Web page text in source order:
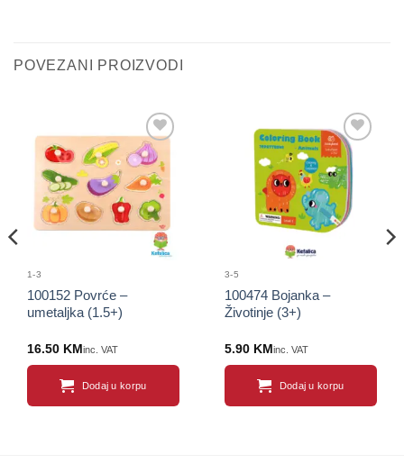
POVEZANI PROIZVODI
Sačuvaj
proizvod
1-3
100152 Povrće –
umetaljka (1.5+)
16.50 KM inc. VAT
Dodaj u korpu
Sačuvaj
proizvod
3-5
100474 Bojanka –
Životinje (3+)
5.90 KM inc. VAT
Dodaj u korpu